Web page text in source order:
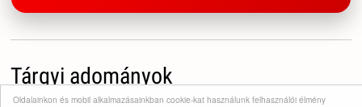
Oldalainkon és mobil alkalmazásainkban cookie-kat használunk felhasználói élmény
Tárgyi adományok